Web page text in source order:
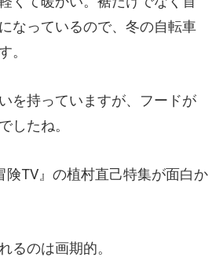
なっているので、冬の自転車
。
を持っていますが、フードが
したね。
険TV』の植村直己特集が面白か
るのは画期的。